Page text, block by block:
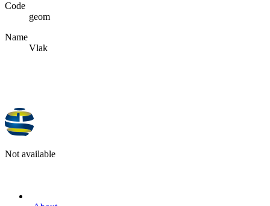
Code
geom
Name
Vlak
Not available